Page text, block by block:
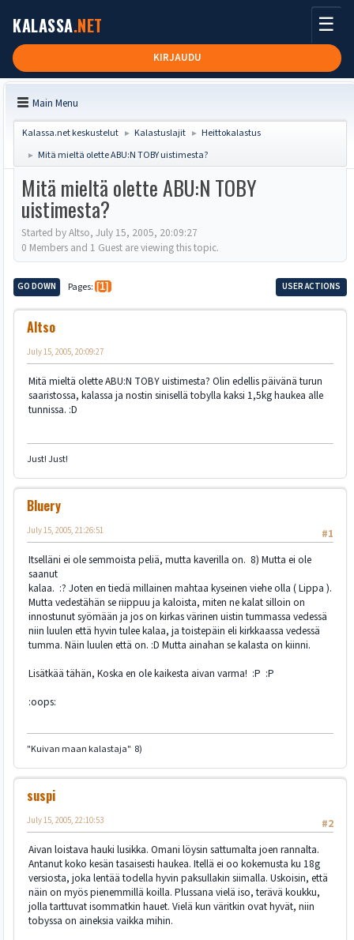
KALASSA.NET
KIRJAUDU
☰
Main Menu
Kalassa.net keskustelut ► Kalastuslajit ► Heittokalastus
► Mitä mieltä olette ABU:N TOBY uistimesta?
Mitä mieltä olette ABU:N TOBY
uistimesta?
Started by Altso, July 15, 2005, 20:09:27
0 Members and 1 Guest are viewing this topic.
GO DOWN Pages 1 USER ACTIONS
Altso
July 15, 2005, 20:09:27
Mitä mieltä olette ABU:N TOBY uistimesta? Olin edellis päivänä turun
saaristossa, kalassa ja nostin sinisellä tobylla kaksi 1,5kg haukea alle
tunnissa. :D
Just! Just!
Bluery
#1
July 15, 2005, 21:26:51
Itselläni ei ole semmoista peliä, mutta kaverilla on. 8) Mutta ei ole
saanut
kalaa. :? Joten en tiedä millainen mahtaa kyseinen viehe olla ( Lippa ).
Mutta vedestähän se riippuu ja kaloista, miten ne kalat silloin on
innostunut syömään ja jos on kirkas värinen uistin tummassa vedessä
niin luulen että hyvin tulee kalaa, ja toistepäin eli kirkkaassa vedessä
tumma. Näin luulen että on. :D Mutta ainahan se kalasta on kiinni.
Lisätkää tähän, Koska en ole kaikesta aivan varma! :P :P
:oops:
"Kuivan maan kalastaja" 8)
suspi
#2
July 15, 2005, 22:10:53
Aivan loistava hauki lusikka. Omani löysin sattumalta joen rannalta.
Antanut koko kesän tasaisesti haukea. Itellä ei oo kokemusta ku 18g
versiosta, joka lentää todella hyvin paksullakin siimalla. Uskoisin, että
näin on myös pienemmillä koilla. Plussana vielä iso, terävä koukku,
jolla tarttuvat isommatkin hauet. Vielä kun väritkin ovat hyvät, niin
tobyssa on aineksia vaikka mihin.